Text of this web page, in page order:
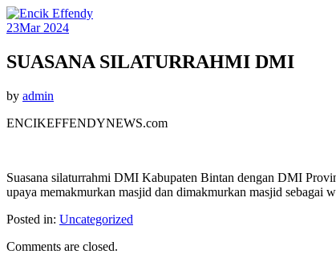
23Mar 2024
SUASANA SILATURRAHMI DMI
by admin
ENCIKEFFENDYNEWS.com
Suasana silaturrahmi DMI Kabupaten Bintan dengan DMI
upaya memakmurkan masjid dan dimakmurkan masjid
Posted in: Uncategorized
Comments are closed.